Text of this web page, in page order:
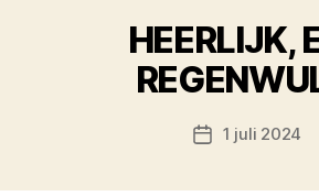
HEERLIJK,
Berichtdatum
1 juli 2024